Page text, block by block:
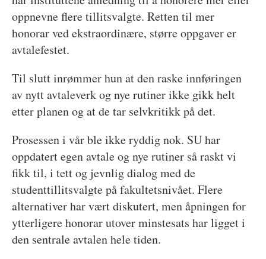
oppnevne flere tillitsvalgte. Retten til mer
honorar ved ekstraordinære, større oppgaver er
avtalefestet.
Til slutt inrømmer hun at den raske innføringen
av nytt avtaleverk og nye rutiner ikke gikk helt
etter planen og at de tar selvkritikk på det.
Prosessen i vår ble ikke ryddig nok. SU har
oppdatert egen avtale og nye rutiner så raskt vi
fikk til, i tett og jevnlig dialog med de
studenttillitsvalgte på fakultetsnivået. Flere
alternativer har vært diskutert, men åpningen for
ytterligere honorar utover minstesats har ligget i
den sentrale avtalen hele tiden.